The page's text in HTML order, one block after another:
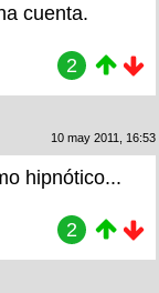
cuenta.
2
10 may 2011, 16:53
hipnótico...
2